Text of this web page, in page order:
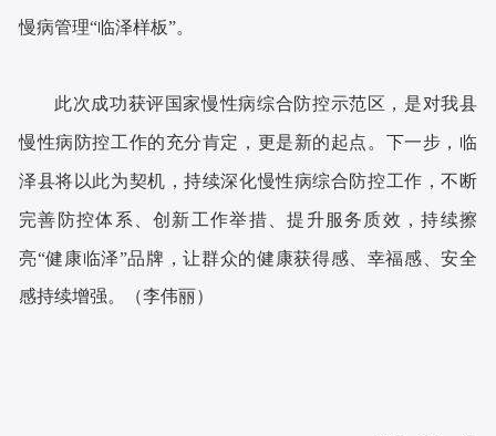
慢病管理“临泽样板”。
此次成功获评国家慢性病综合防控示范区，是对我县
慢性病防控工作的充分肯定，更是新的起点。下一步，临
泽县将以此为契机，持续深化慢性病综合防控工作，不断
完善防控体系、创新工作举措、提升服务质效，持续擦
亮“健康临泽”品牌，让群众的健康获得感、幸福感、安全
感持续增强。（李伟丽）